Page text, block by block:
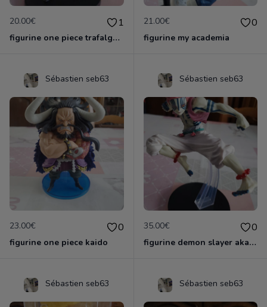
20.00€ 1
figurine one piece trafalga law officielle
21.00€ 0
figurine my academia
Sébastien seb63
23.00€ 0
figurine one piece kaido
Sébastien seb63
35.00€ 0
figurine demon slayer akaza officielle &ichiban
Sébastien seb63 Sébastien seb63